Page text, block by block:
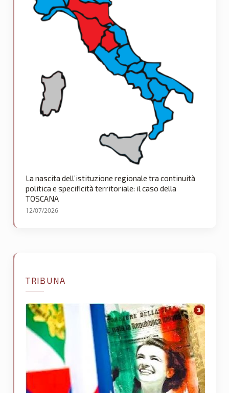
La nascita dell’istituzione regionale tra continuità
politica e specificità territoriale: il caso della
TOSCANA
12/07/2026
TRIBUNA